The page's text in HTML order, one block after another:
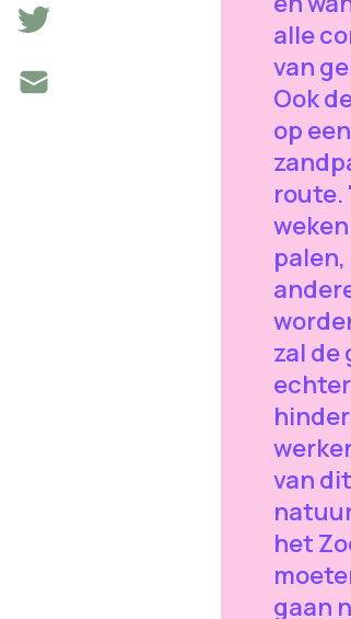
alle
van
Ook
op
route.
zal de
van
het
gaan